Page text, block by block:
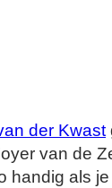
der Kwast
van de
handig als